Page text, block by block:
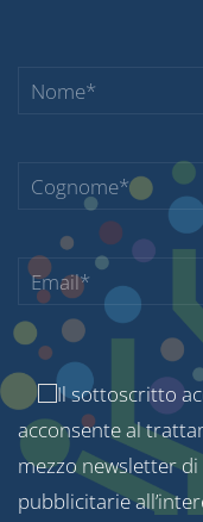
Il sottoscritto
acconsente al
mezzo newsletter
pubblicitarie